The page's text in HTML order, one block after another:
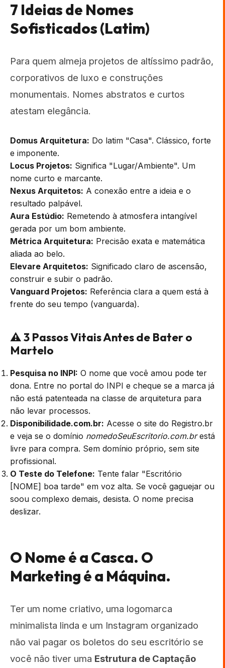
7 Ideias de Nomes
Sofisticados (Latim)
Para quem almeja projetos de altíssimo padrão,
corporativos de luxo e construções
monumentais. Nomes abstratos e curtos
atestam elegância.
Domus Arquitetura: Do latim "Casa". Clássico, forte
e imponente.
Locus Projetos: Significa "Lugar/Ambiente". Um
nome curto e marcante.
Nexus Arquitetos: A conexão entre a ideia e o
resultado palpável.
Aura Estúdio: Remetendo à atmosfera intangível
gerada por um bom ambiente.
Métrica Arquitetura: Precisão exata e matemática
aliada ao belo.
Elevare Arquitetos: Significado claro de ascensão,
construir e subir o padrão.
Vanguard Projetos: Referência clara a quem está à
frente do seu tempo (vanguarda).
⚠️ 3 Passos Vitais Antes de Bater o
Martelo
Pesquisa no INPI: O nome que você amou pode ter
dona. Entre no portal do INPI e cheque se a marca já
não está patenteada na classe de arquitetura para
não levar processos.
Disponibilidade.com.br: Acesse o site do Registro.br
e veja se o domínio nomedoSeuEscritorio.com.brestá
livre para compra. Sem domínio próprio, sem site
profissional.
O Teste do Telefone: Tente falar "Escritório
[NOME] boa tarde" em voz alta. Se você gaguejar ou
soou complexo demais, desista. O nome precisa
deslizar.
O Nome é a Casca. O
Marketing é a Máquina.
Ter um nome criativo, uma logomarca
minimalista linda e um Instagram organizado
não vai pagar os boletos do seu escritório se
você não tiver uma Estrutura de Captação